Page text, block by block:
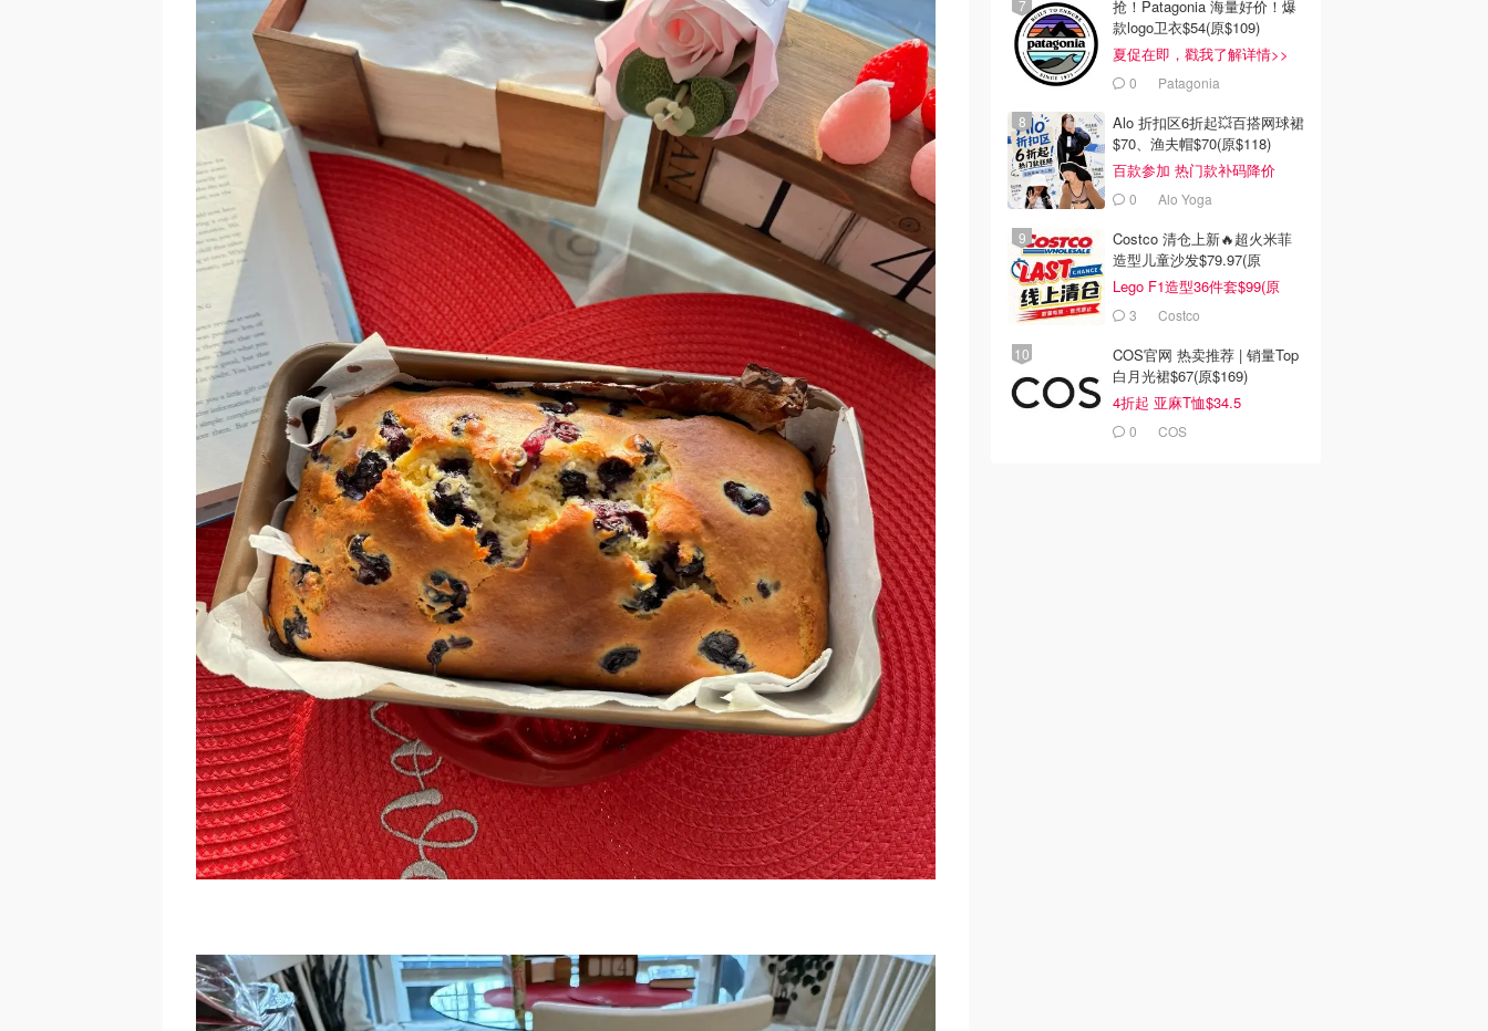
抢！Patagonia 海量好价！爆
款logo卫衣$54(原$109)
夏促在即，戳我了解详情>>
0 Patagonia
Alo 折扣区6折起💥百搭网球裙
$70、渔夫帽$70(原$118)
百款参加 热门款补码降价
0 Alo Yoga
Costco 清仓上新🔥超火米菲
造型儿童沙发$79.97(原
$129.99)
Lego F1造型36件套$99(原
$159)
3 Costco
COS官网 热卖推荐 | 销量Top
白月光裙$67(原$169)
4折起 亚麻T恤$34.5
0 COS